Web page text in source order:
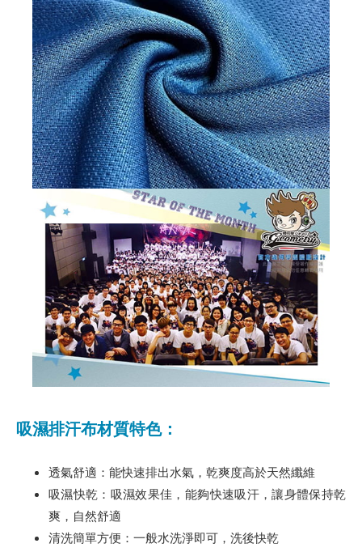
吸濕排汗布材質特色：
透氣舒適：能快速排出水氣，乾爽度高於天然纖維
吸濕快乾：吸濕效果佳，能夠快速吸汗，讓身體保持乾
爽，自然舒適
清洗簡單方便：一般水洗淨即可，洗後快乾